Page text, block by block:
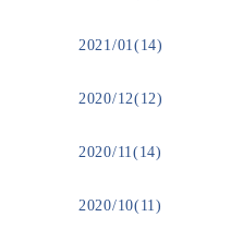
2021/01(14)
2020/12(12)
2020/11(14)
2020/10(11)